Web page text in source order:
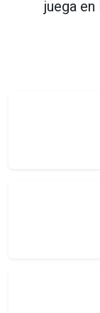
juega en